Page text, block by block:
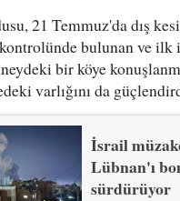
21 Temmuz'da dış
bulunan ve
bir köye
varlığını da
İsrail
Lübnan'ı
sürdürüyor